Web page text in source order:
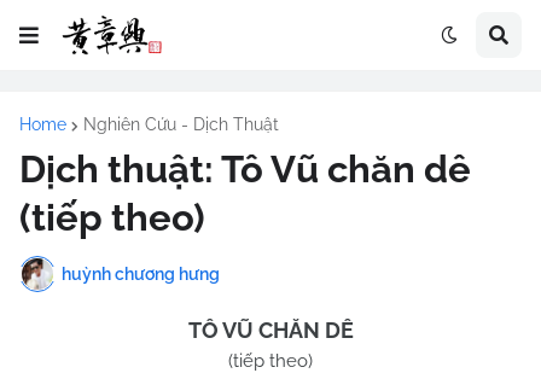
Home Nghiên Cứu - Dịch Thuật
Dịch thuật: Tô Vũ chăn dê
(tiếp theo)
huỳnh chương hưng
TÔ VŨ CHĂN DÊ
(tiếp theo)